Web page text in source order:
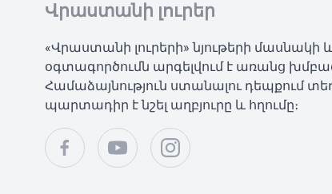
Վրաստանի լուրեր
«Վրաստանի լուրերի» նյութերի
օգտագործումն արգելվում է առանց
Համաձայնություն ստանալու դեպքում
պարտադիր է նշել աղբյուրը և հղումը։